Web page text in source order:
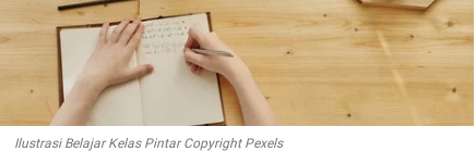
Ilustrasi Belajar Kelas Pintar Copyright Pexels